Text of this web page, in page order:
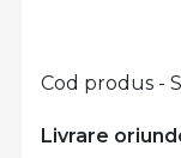
Livrare
Cod produs -